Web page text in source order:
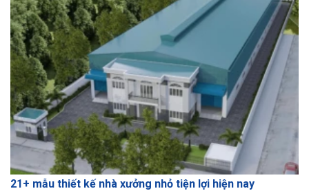
21+ mẫu thiết kế nhà xưởng nhỏ tiện lợi hiện nay